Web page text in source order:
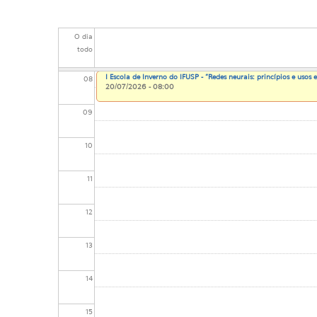
O dia
todo
07
08
09
10
11
12
13
14
15
I Escola de Inverno do IFUSP - "Redes neurais: princípios e usos
20/07/2026 - 08:00